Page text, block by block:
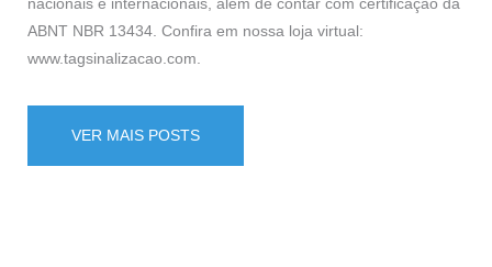
nacionais e internacionais, além de contar com certificação da
ABNT NBR 13434. Confira em nossa loja virtual:
www.tagsinalizacao.com.
VER MAIS POSTS